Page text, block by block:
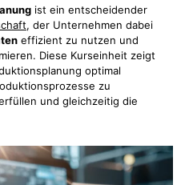
ist ein entscheidender
, der Unternehmen dabei
effizient zu nutzen und
Diese Kurseinheit zeigt
optimal
zu
und gleichzeitig die